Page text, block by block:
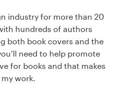
industry for more than 20
hundreds of authors
both book covers and the
need to help promote
for books and that makes
work.